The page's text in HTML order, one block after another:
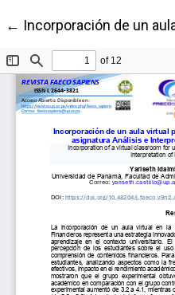
← Volver a los detalles del
Incorporación de un